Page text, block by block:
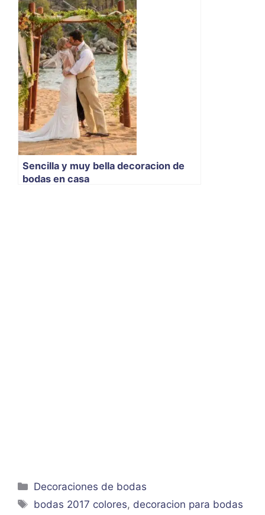
Sencilla y muy bella decoracion de
bodas en casa
Categorías
Decoraciones de bodas
Etiquetas
bodas 2017 colores, decoracion para bodas